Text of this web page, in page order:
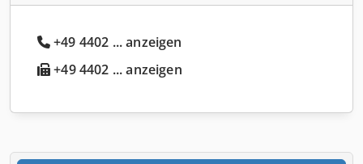
+49 4402 ... anzeigen
+49 4402 ... anzeigen